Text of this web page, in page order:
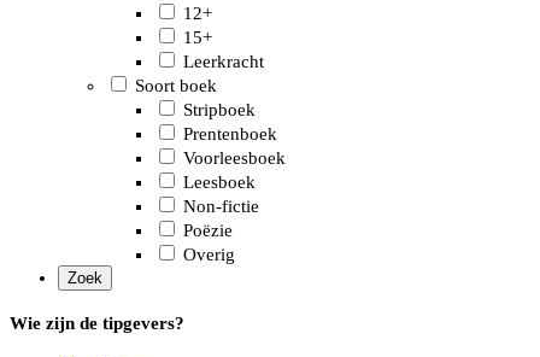
12+
15+
Leerkracht
Soort boek
Stripboek
Prentenboek
Voorleesboek
Leesboek
Non-fictie
Poëzie
Overig
Wie zijn de tipgevers?